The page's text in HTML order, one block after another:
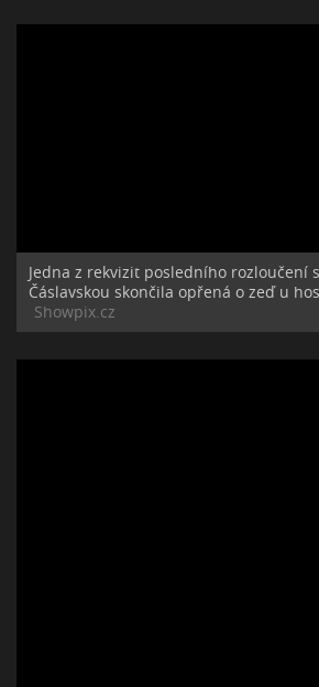
Jedna z rekvizit posledního rozloučení
Čáslavskou skončila opřená o zeď u
Showpix.cz